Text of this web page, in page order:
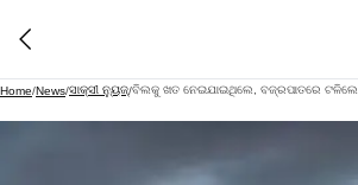
Home/News/ସାକ୍ସୀ ନ୍ୟୁଜ୍/ବିଲକୁ ଖତ ନେଇଯାଇଥିଲେ, ବଜ୍ରପାତରେ ଟଳିଲେ